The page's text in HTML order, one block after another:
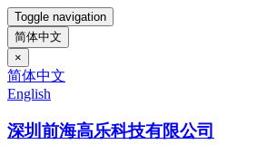
Toggle navigation
简体中文
×
简体中文
English
深圳前海高乐科技有限公司